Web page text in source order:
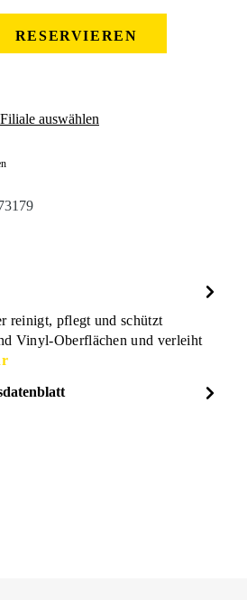
RESERVIEREN
Filiale auswählen
reinigt, pflegt und schützt
Vinyl-Oberflächen und verleiht